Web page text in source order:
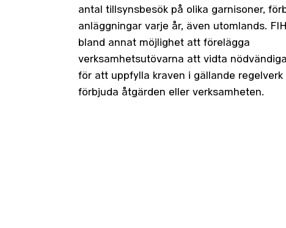
antal tillsynsbesök på olika garnisoner,
anläggningar varje år, även utomlands.
bland annat möjlighet att förelägga
verksamhetsutövarna att vidta
för att uppfylla kraven i gällande
förbjuda åtgärden eller verksamheten.